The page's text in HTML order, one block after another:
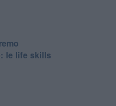
le life skills